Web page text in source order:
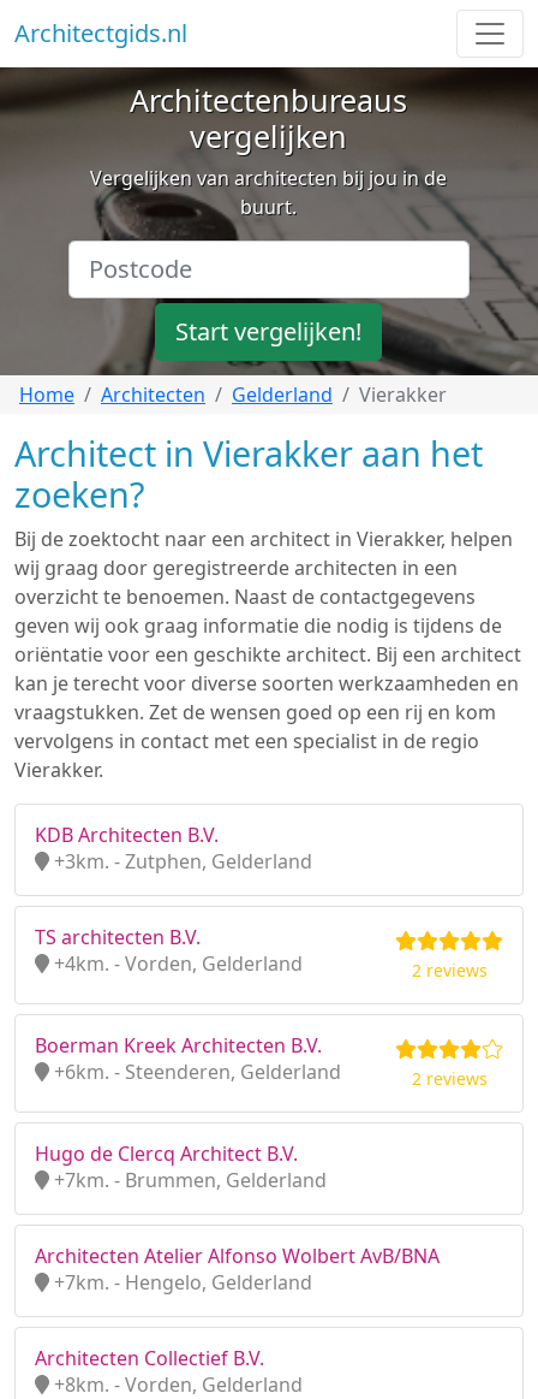
Architectgids.nl
Architectenbureaus
vergelijken
Vergelijken van architecten bij jou in de
buurt.
Start vergelijken!
Home Architecten Gelderland Vierakker
Architect in Vierakker aan het
zoeken?
Bij de zoektocht naar een architect in Vierakker, helpen
wij graag door geregistreerde architecten in een
overzicht te benoemen. Naast de contactgegevens
geven wij ook graag informatie die nodig is tijdens de
oriëntatie voor een geschikte architect. Bij een architect
kan je terecht voor diverse soorten werkzaamheden en
vraagstukken. Zet de wensen goed op een rij en kom
vervolgens in contact met een specialist in de regio
Vierakker.
KDB Architecten B.V.
+3km. - Zutphen, Gelderland
TS architecten B.V.
+4km. - Vorden, Gelderland
2 reviews
Boerman Kreek Architecten B.V.
+6km. - Steenderen, Gelderland
2 reviews
Hugo de Clercq Architect B.V.
+7km. - Brummen, Gelderland
Architecten Atelier Alfonso Wolbert AvB/BNA
+7km. - Hengelo, Gelderland
Architecten Collectief B.V.
+8km. - Vorden, Gelderland